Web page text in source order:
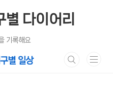
별 다이어리
기록해요
별 일상